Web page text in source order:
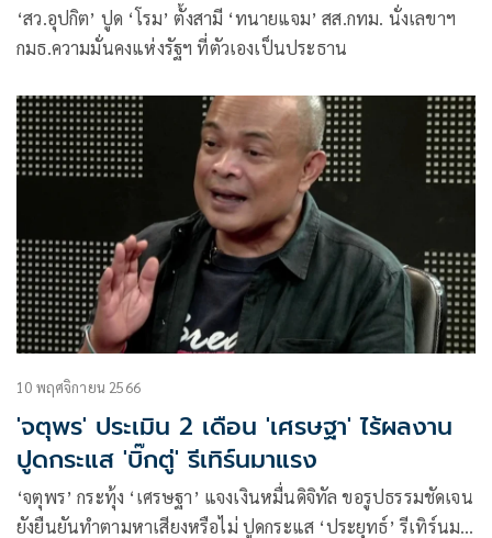
‘สว.อุปกิต’ ปูด ‘โรม’ ตั้งสามี ‘ทนายแจม’ สส.กทม. นั่งเลขาฯ
กมธ.ความมั่นคงแห่งรัฐฯ ที่ตัวเองเป็นประธาน
10 พฤศจิกายน 2566
'จตุพร' ประเมิน 2 เดือน 'เศรษฐา' ไร้ผลงาน
ปูดกระแส 'บิ๊กตู่' รีเทิร์นมาแรง
‘จตุพร’ กระทุ้ง ‘เศรษฐา’ แจงเงินหมื่นดิจิทัล ขอรูปธรรมชัดเจน
ยังยืนยันทำตามหาเสียงหรือไม่ ปูดกระแส ‘ประยุทธ์’ รีเทิร์นมา